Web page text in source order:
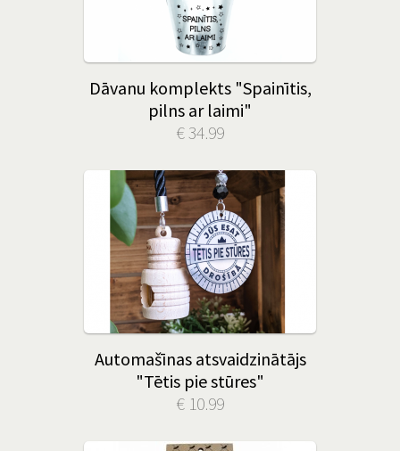
Dāvanu komplekts "Spainītis,
pilns ar laimi"
€ 34.99
Automašīnas atsvaidzinātājs
"Tētis pie stūres"
€ 10.99